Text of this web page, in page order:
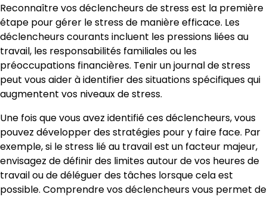
Reconnaître vos déclencheurs de stress est la première
étape pour gérer le stress de manière efficace. Les
déclencheurs courants incluent les pressions liées au
travail, les responsabilités familiales ou les
préoccupations financières. Tenir un journal de stress
peut vous aider à identifier des situations spécifiques qui
augmentent vos niveaux de stress.
Une fois que vous avez identifié ces déclencheurs, vous
pouvez développer des stratégies pour y faire face. Par
exemple, si le stress lié au travail est un facteur majeur,
envisagez de définir des limites autour de vos heures de
travail ou de déléguer des tâches lorsque cela est
possible. Comprendre vos déclencheurs vous permet de